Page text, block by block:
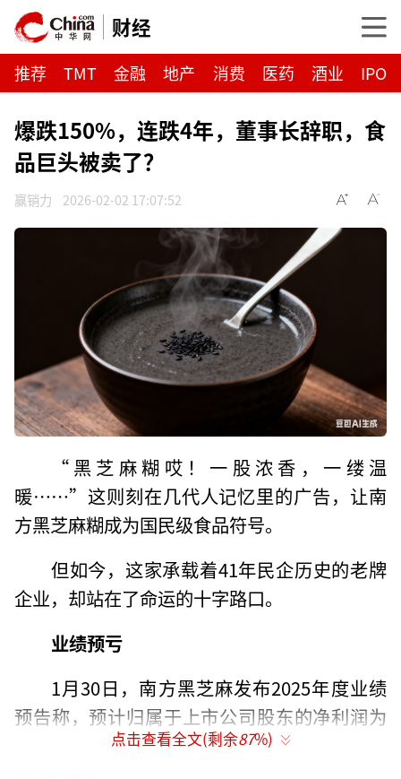
财经
推荐 TMT 金融 地产 消费 医药 酒业 IPO
爆跌150%，连跌4年，董事长辞职，食
品巨头被卖了？
赢销力 2026-02-02 17:07:52
“黑芝麻糊哎！一股浓香，一缕温
暖……”这则刻在几代人记忆里的广告，让南
方黑芝麻糊成为国民级食品符号。
但如今，这家承载着41年民企历史的老牌
企业，却站在了命运的十字路口。
业绩预亏
1月30日，南方黑芝麻发布2025年度业绩
预告称，预计归属于上市公司股东的净利润为
亏损3500万-5200万元，去年同期为盈利7773.
点击查看全文(剩余87%)